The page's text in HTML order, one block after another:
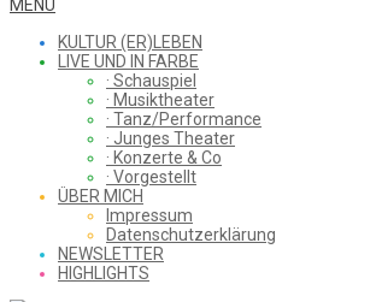
WHAT
SAW
Menu
MENU
KULTUR (ER)LEBEN
LIVE UND IN FARBE
· Schauspiel
· Musiktheater
· Tanz/Performance
· Junges Theater
· Konzerte & Co
· Vorgestellt
ÜBER MICH
Impressum
Datenschutzerklärung
NEWSLETTER
HIGHLIGHTS